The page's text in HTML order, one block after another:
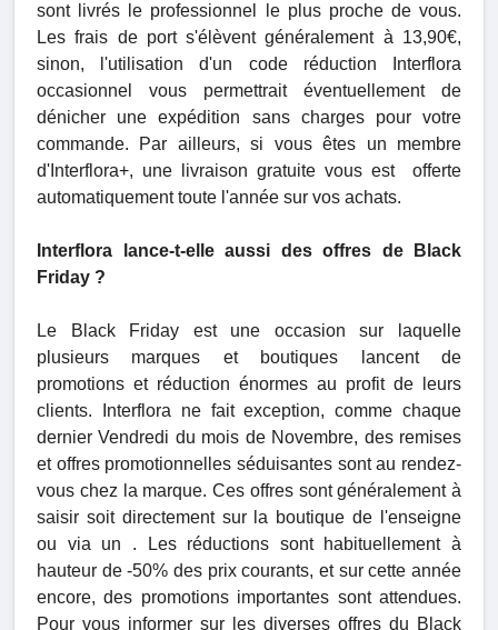
sont livrés le professionnel le plus proche de vous.
Les frais de port s'élèvent généralement à 13,90€,
sinon, l'utilisation d'un code réduction Interflora
occasionnel vous permettrait éventuellement de
dénicher une expédition sans charges pour votre
commande. Par ailleurs, si vous êtes un membre
d'Interflora+, une livraison gratuite vous est offerte
automatiquement toute l'année sur vos achats.
Interflora lance-t-elle aussi des offres de Black
Friday ?
Le Black Friday est une occasion sur laquelle
plusieurs marques et boutiques lancent de
promotions et réduction énormes au profit de leurs
clients. Interflora ne fait exception, comme chaque
dernier Vendredi du mois de Novembre, des remises
et offres promotionnelles séduisantes sont au rendez-
vous chez la marque. Ces offres sont généralement à
saisir soit directement sur la boutique de l'enseigne
ou via un . Les réductions sont habituellement à
hauteur de -50% des prix courants, et sur cette année
encore, des promotions importantes sont attendues.
Pour vous informer sur les diverses offres du Black